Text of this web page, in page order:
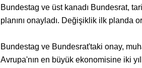
Bundestag ve üst kanadı Bundesrat,
planını onayladı. Değişiklik ilk planda
Bundestag ve Bundesrat'taki onay,
Avrupa'nın en büyük ekonomisine iki